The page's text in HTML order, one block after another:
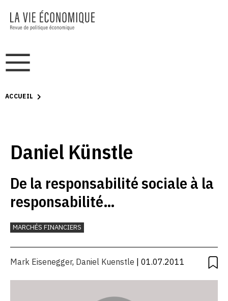
ACCUEIL
Daniel Künstle
De la responsabilité sociale à la
responsabilité
macroéconomique: comment la
crise a changé la dynamique
des réputations
MARCHÉS FINANCIERS
Mark Eisenegger, Daniel Kuenstle | 01.07.2011